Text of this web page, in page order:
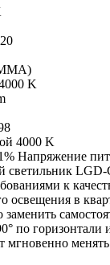
K
4000 K
Напряжение
к
освещения в
по
мгновенно